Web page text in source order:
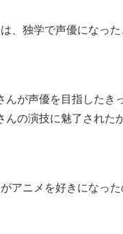
、独学で声優になっ
んが声優を目指したき
んの演技に魅了された
アニメを好きになっ